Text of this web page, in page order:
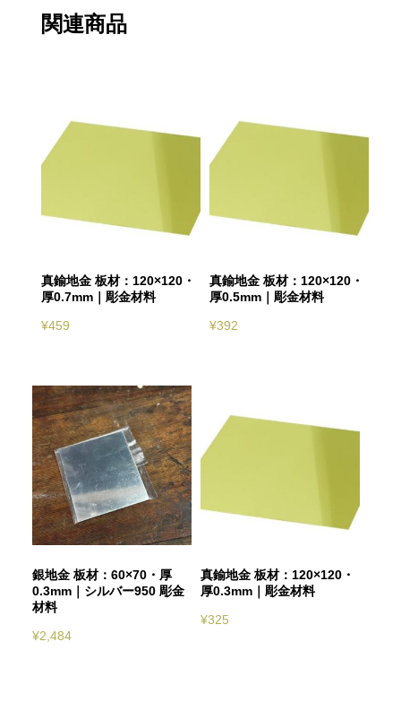
関連商品
真鍮地金 板材：120×120・
厚0.7mm｜彫金材料
¥459
真鍮地金 板材：120×120・
厚0.5mm｜彫金材料
¥392
銀地金 板材：60×70・厚
0.3mm｜シルバー950 彫金
材料
¥2,484
真鍮地金 板材：120×120・
厚0.3mm｜彫金材料
¥325